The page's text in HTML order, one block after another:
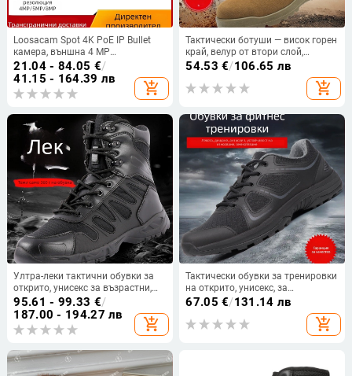
Loosacam Spot 4K PoE IP Bullet
камера, външна 4 MP
видеонаблюдателна камера
21.04 - 84.05 €/
41.15 - 164.39 лв
add_shopping_cart
Тактически ботуши — висок горен
край, велур от втори слой,
водоустойчиви, модел BL, за
54.53 €/106.65 лв
add_shopping_cart
Ултра-леки тактични обувки за
открито, унисекс за възрастни,
водоустойчива материя,
подходящи за бягане, екстремни
предизвикателства, походи и
къмпинг
95.61 - 99.33 €/
187.00 - 194.27 лв
add_shopping_cart
Тактически обувки за тренировки
на открито, унисекс, за
възрастни, военен стил
67.05 €/131.14 лв
add_shopping_cart